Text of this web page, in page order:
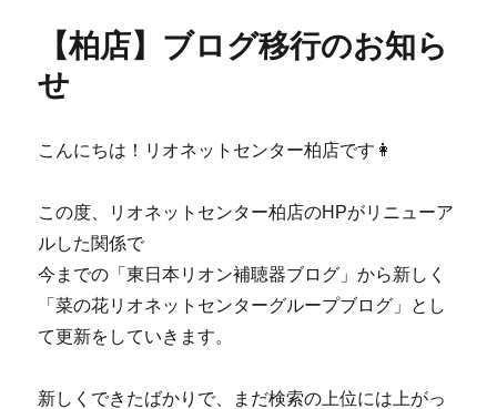
【柏店】ブログ移行のお知ら
せ
こんにちは！リオネットセンター柏店です👩
この度、リオネットセンター柏店のHPがリニューア
ルした関係で
今までの「東日本リオン補聴器ブログ」から新しく
「菜の花リオネットセンターグループブログ」とし
て更新をしていきます。
新しくできたばかりで、まだ検索の上位には上がっ